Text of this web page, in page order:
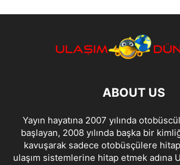
ABOUT US
Yayın hayatına 2007 yılında
başlayan, 2008 yılında başka bir
kavuşarak sadece otobüsçülere
ulaşım sistemlerine hitap etmek adına